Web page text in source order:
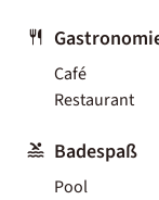
Café
Restaurant
Badespaß
Pool